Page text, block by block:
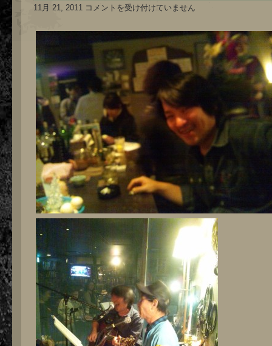
11月 21, 2011 1
記
コメントを受け付けていません